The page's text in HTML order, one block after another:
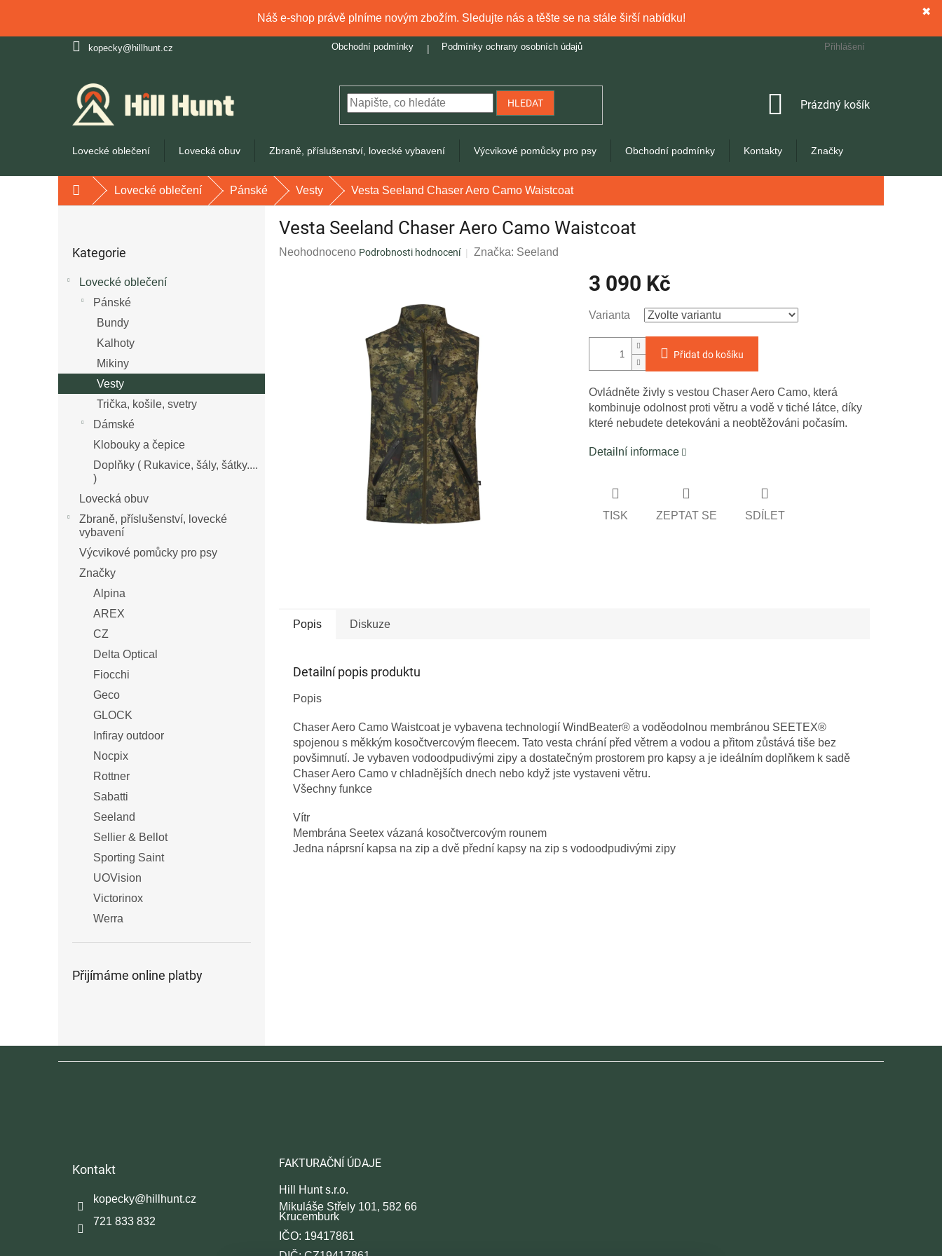
Náš e-shop právě plníme novým zbožím. Sledujte nás a těšte se na stále širší nabídku!
✖
kopecky@hillhunt.cz Obchodní podmínky Podmínky ochrany osobních údajů Přihlášení
HLEDAT
NÁKUPNÍ
Prázdný košík
Lovecké oblečení Lovecká obuv Zbraně, příslušenství, lovecké vybavení Výcvikové pomůcky pro psy Obchodní podmínky Kontakty Značky
Domů Lovecké oblečení Pánské Vesty Vesta Seeland Chaser Aero Camo Waistcoat
e
kategorie
Kategorie
Lovecké oblečení
Pánské
Bundy
Kalhoty
Mikiny
Vesty
Trička, košile, svetry
Dámské
Klobouky a čepice
Doplňky ( Rukavice, šály, šátky....
)
Lovecká obuv
Zbraně, příslušenství, lovecké
vybavení
Výcvikové pomůcky pro psy
Značky
Alpina
AREX
CZ
Delta Optical
Fiocchi
Geco
GLOCK
Infiray outdoor
Nocpix
Rottner
Sabatti
Seeland
Sellier & Bellot
Sporting Saint
UOVision
Victorinox
Werra
Přijímáme online platby
Vesta Seeland Chaser Aero Camo Waistcoat
Průměrné
Neohodnoceno Podrobnosti hodnocení Značka: Seeland
3 090 Kč
Měrná
Varianta
Přidat do košíku
Ovládněte živly s vestou Chaser Aero Camo, která
kombinuje odolnost proti větru a vodě v tiché látce, díky
které nebudete detekováni a neobtěžováni počasím.
Detailní informace
TISK ZEPTAT SE SDÍLET
Popis Diskuze
Detailní popis produktu
Popis
Chaser Aero Camo Waistcoat je vybavena technologií WindBeater® a voděodolnou membránou SEETEX®
spojenou s měkkým kosočtvercovým fleecem. Tato vesta chrání před větrem a vodou a přitom zůstává tiše bez
povšimnutí. Je vybaven vodoodpudivými zipy a dostatečným prostorem pro kapsy a je ideálním doplňkem k sadě
Chaser Aero Camo v chladnějších dnech nebo když jste vystaveni větru.
Všechny funkce
Vítr
Membrána Seetex vázaná kosočtvercovým rounem
Jedna náprsní kapsa na zip a dvě přední kapsy na zip s vodoodpudivými zipy
Kontakt
kopecky@hillhunt.cz
721 833 832
FAKTURAČNÍ ÚDAJE
Hill Hunt s.r.o.
Mikuláše Střely 101, 582 66
Krucemburk
IČO: 19417861